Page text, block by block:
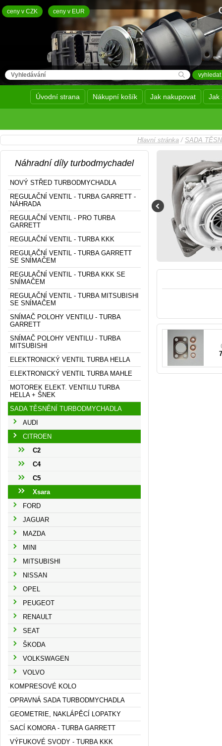
ceny v CZK ceny v EUR
Úvodní strana Nákupní košík Jak nakupovat Jak
Hlavní stránka / SADA
Náhradní díly turbodmychadel
NOVÝ STŘED TURBODMYCHADLA
REGULAČNÍ VENTIL - TURBA GARRETT -
NÁHRADA
REGULAČNÍ VENTIL - PRO TURBA
GARRETT
REGULAČNÍ VENTIL - TURBA KKK
REGULAČNÍ VENTIL - TURBA GARRETT
SE SNÍMAČEM
REGULAČNÍ VENTIL - TURBA KKK SE
SNÍMAČEM
REGULAČNÍ VENTIL - TURBA MITSUBISHI
SE SNÍMAČEM
SNÍMAČ POLOHY VENTILU - TURBA
GARRETT
SNÍMAČ POLOHY VENTILU - TURBA
MITSUBISHI
ELEKTRONICKÝ VENTIL TURBA HELLA
ELEKTRONICKÝ VENTIL TURBA MAHLE
MOTOREK ELEKT. VENTILU TURBA
HELLA + ŠNEK
SADA TĚSNĚNÍ TURBODMYCHADLA
AUDI
CITROEN
C2
C4
C5
Xsara
FORD
JAGUAR
MAZDA
MINI
MITSUBISHI
NISSAN
OPEL
PEUGEOT
RENAULT
SEAT
ŠKODA
VOLKSWAGEN
VOLVO
KOMPRESOVÉ KOLO
OPRAVNÁ SADA TURBODMYCHADLA
GEOMETRIE, NAKLÁPĚCÍ LOPATKY
SACÍ KOMORA - TURBA GARRETT
VÝFUKOVÉ SVODY - TURBA KKK